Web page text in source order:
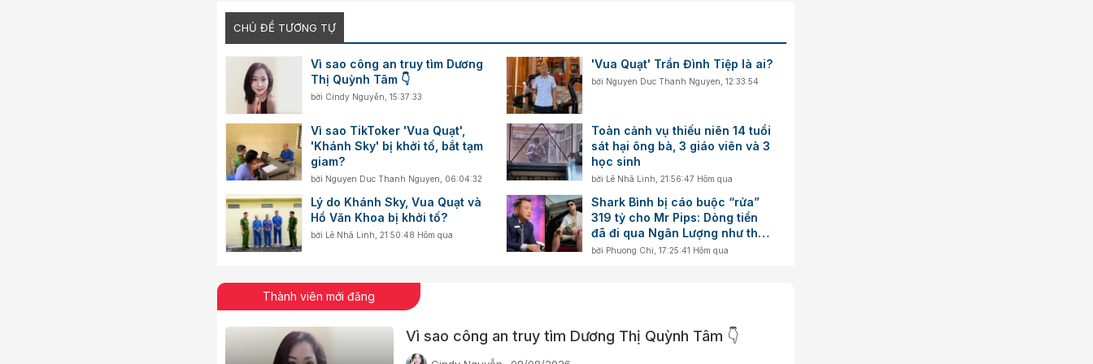
CHỦ ĐỀ TƯƠNG TỰ
Vì sao công an truy tìm Dương
Thị Quỳnh Tâm 👇
bởi Cindy Nguyễn 15:37:33
'Vua Quạt' Trần Đình Tiệp là ai?
bởi Nguyen Duc Thanh Nguyen 12:33:54
Vì sao TikToker 'Vua Quạt',
'Khánh Sky' bị khởi tố, bắt tạm
giam?
bởi Nguyen Duc Thanh Nguyen 06:04:32
Toàn cảnh vụ thiếu niên 14 tuổi
sát hại ông bà, 3 giáo viên và 3
học sinh
bởi Lê Nhã Linh 21:56:47 Hôm qua
Lý do Khánh Sky, Vua Quạt và
Hồ Văn Khoa bị khởi tố?
bởi Lê Nhã Linh 21:50:48 Hôm qua
Shark Bình bị cáo buộc “rửa”
319 tỷ cho Mr Pips: Dòng tiền
đã đi qua Ngân Lượng như thế
nào?
bởi Phuong Chi 17:25:41 Hôm qua
Thành viên mới đăng
Vì sao công an truy tìm Dương Thị Quỳnh Tâm 👇